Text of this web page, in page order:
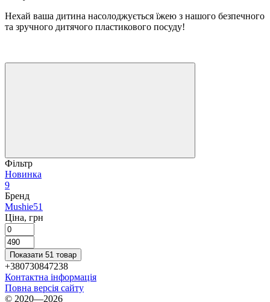
Нехай ваша дитина насолоджується їжею з нашого безпечного
та зручного дитячого пластикового посуду!
Фільтр
Новинка
9
Бренд
Mushie51
Ціна, грн
Показати 51 товар
+380730847238
Контактна інформація
Повна версія сайту
© 2020—2026